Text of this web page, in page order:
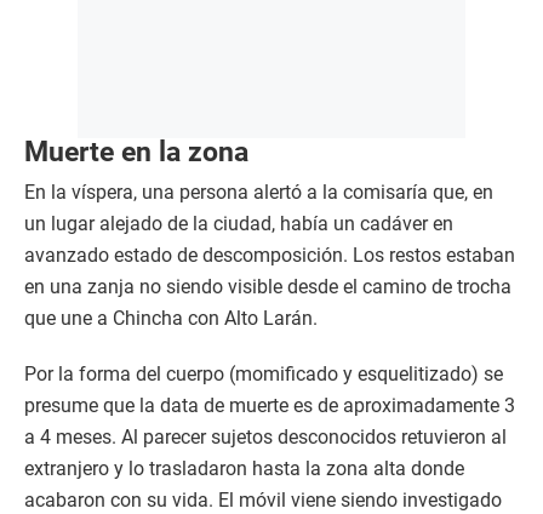
Muerte en la zona
En la víspera, una persona alertó a la comisaría que, en
un lugar alejado de la ciudad, había un cadáver en
avanzado estado de descomposición. Los restos estaban
en una zanja no siendo visible desde el camino de trocha
que une a Chincha con Alto Larán.
Por la forma del cuerpo (momificado y esquelitizado) se
presume que la data de muerte es de aproximadamente 3
a 4 meses. Al parecer sujetos desconocidos retuvieron al
extranjero y lo trasladaron hasta la zona alta donde
acabaron con su vida. El móvil viene siendo investigado